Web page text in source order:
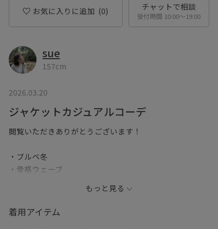
お気に入りに追加 (0) チャットで相談
受付時間 10:00〜19:00
sue
157cm
2026.03.20
ジャケットカジュアルコーデ
閲覧いただきありがとうございます！
・ブルベ冬
・骨格ウェーブ
下半身がコンプレックスなので、
同じ悩みを持った方に
少しでも参考になれば嬉しいです！
もっと見る
着用アイテム